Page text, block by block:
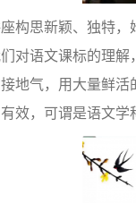
构思新颖、独特
对语文课标的理
地气，用大量鲜
效，可谓是语文学